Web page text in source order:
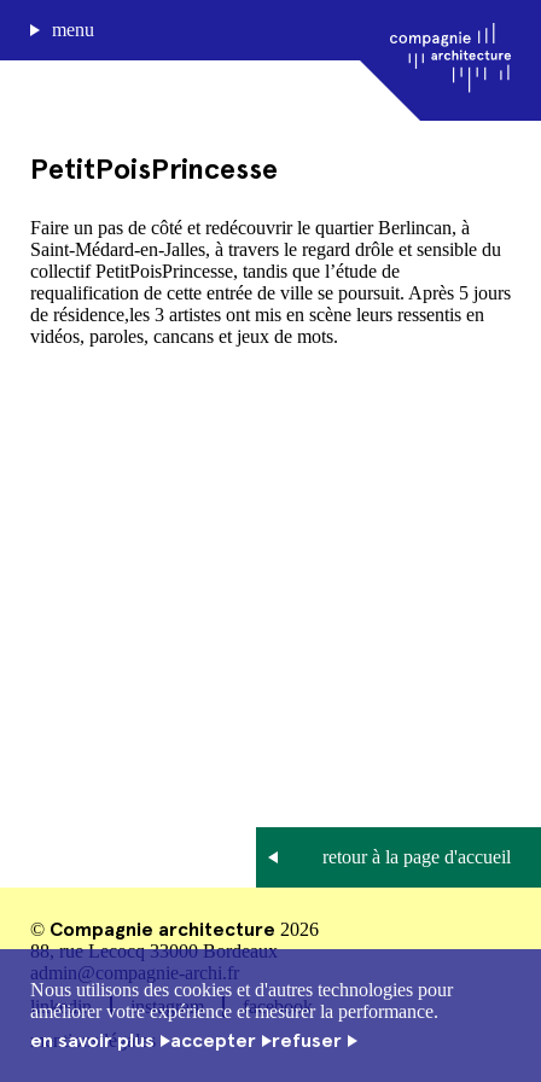
Nous utilisons des cookies et d'autres technologies pour
améliorer votre expérience et mesurer la performance.
en savoir plus accepter refuser
menu
journal de bord
projets
approche
agence
PetitPoisPrincesse
Faire un pas de côté et redécouvrir le quartier Berlincan, à
Saint-Médard-en-Jalles, à travers le regard drôle et sensible du
collectif PetitPoisPrincesse, tandis que l’étude de
requalification de cette entrée de ville se poursuit. Après 5 jours
de résidence,les 3 artistes ont mis en scène leurs ressentis en
vidéos, paroles, cancans et jeux de mots.
© Compagnie architecture 2026
88, rue Lecocq 33000 Bordeaux
admin@compagnie-archi.fr
linkedin
instagram
facebook
mentions légales